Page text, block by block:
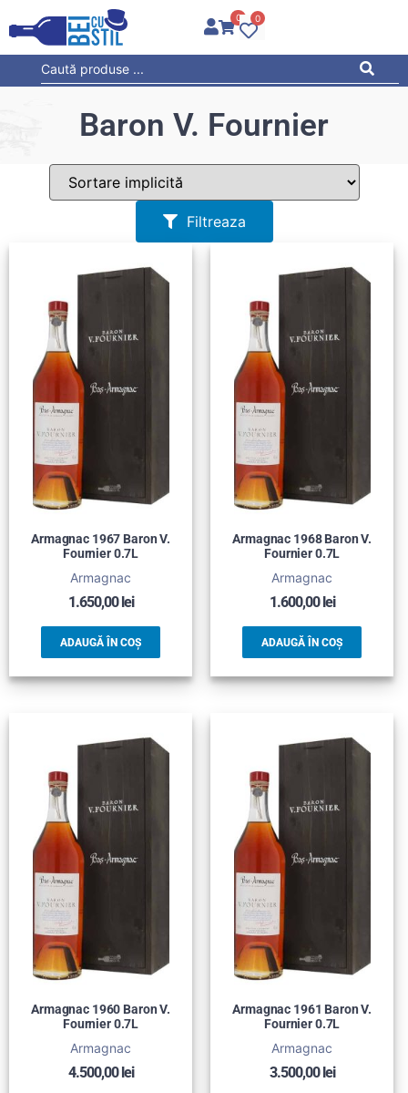
0 0
Baron V. Fournier
Filtreaza
Armagnac 1967 Baron V.
Fournier 0.7L
Armagnac
1.650,00lei
ADAUGĂ ÎN COȘ
Armagnac 1968 Baron V.
Fournier 0.7L
Armagnac
1.600,00lei
ADAUGĂ ÎN COȘ
Armagnac 1960 Baron V.
Fournier 0.7L
Armagnac
4.500,00lei
Armagnac 1961 Baron V.
Fournier 0.7L
Armagnac
3.500,00lei